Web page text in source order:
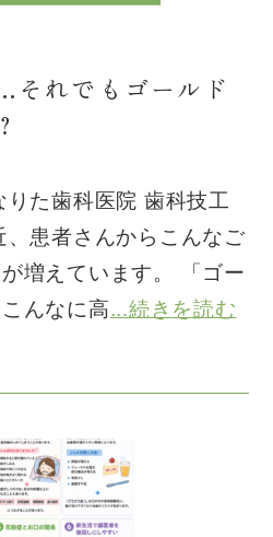
れでもゴールド
た歯科医院 歯科技工
患者さんからこんなご
増えています。 「ゴー
んなに高...続きを読む